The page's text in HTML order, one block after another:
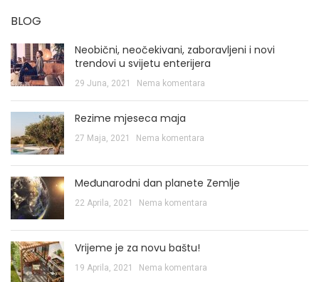
BLOG
Neobični, neočekivani, zaboravljeni i novi
trendovi u svijetu enterijera
29 Juna, 2021 Nema komentara
Rezime mjeseca maja
27 Maja, 2021 Nema komentara
Međunarodni dan planete Zemlje
22 Aprila, 2021 Nema komentara
Vrijeme je za novu baštu!
19 Aprila, 2021 Nema komentara